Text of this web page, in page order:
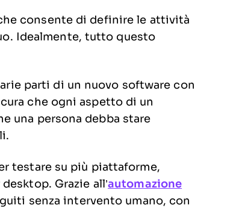
consente di definire le attività
Idealmente, tutto questo
parti di un nuovo software con
che ogni aspetto di un
una persona debba stare
testare su più piattaforme,
Grazie all’automazione
senza intervento umano, con